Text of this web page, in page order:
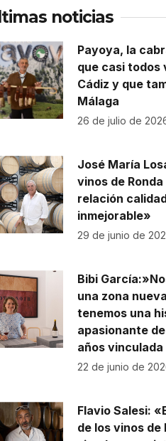
noticias
Payoya, la
que casi todos
Cádiz y que
Málaga
26 de julio de
José María
vinos de
relación
inmejorable»
29 de junio de
Bibi
una zona
tenemos una
apasionante
años
22 de junio de
Flavio Salesi:
de los vinos de